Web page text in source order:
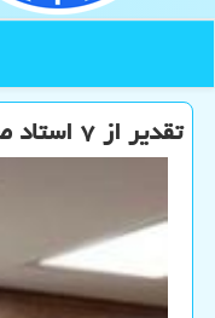
تقدیر از ۷ استاد صنعت میکروالکترونیک